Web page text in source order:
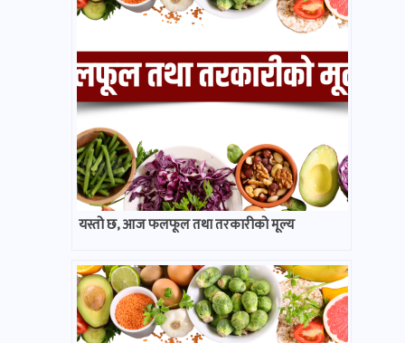
यस्तो छ, आज फलफूल तथा तरकारीको मूल्य